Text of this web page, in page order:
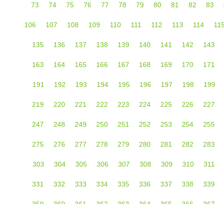
73 74 75 76 77 78 79 80 81 82 83
106 107 108 109 110 111 112 113 114
135 136 137 138 139 140 141 142 143
163 164 165 166 167 168 169 170 171
191 192 193 194 195 196 197 198 199
219 220 221 222 223 224 225 226 227
247 248 249 250 251 252 253 254 255
275 276 277 278 279 280 281 282 283
303 304 305 306 307 308 309 310 311
331 332 333 334 335 336 337 338 339